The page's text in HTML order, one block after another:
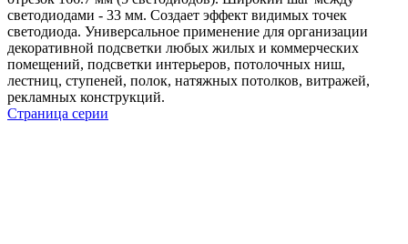
светодиодами - 33 мм. Создает эффект видимых точек
светодиода. Универсальное применение для организации
декоративной подсветки любых жилых и коммерческих
помещений, подсветки интерьеров, потолочных ниш,
лестниц, ступеней, полок, натяжных потолков, витражей,
рекламных конструкций.
Страница серии